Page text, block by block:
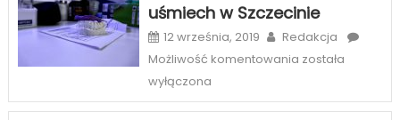
uśmiech w Szczecinie
12 września, 2019
Redakcja
Możliwość komentowania Licówki
sposób
została
wyłączona